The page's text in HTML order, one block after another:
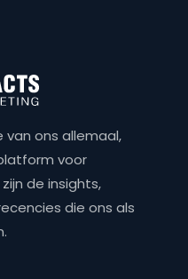
ons allemaal,
voor
de insights,
die ons als